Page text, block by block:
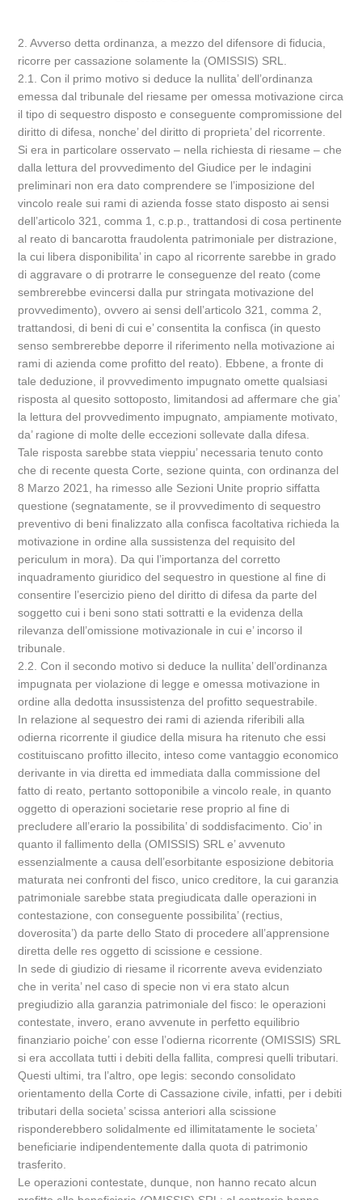
2. Avverso detta ordinanza, a mezzo del difensore di fiducia,
ricorre per cassazione solamente la (OMISSIS) SRL.
2.1. Con il primo motivo si deduce la nullita’ dell’ordinanza
emessa dal tribunale del riesame per omessa motivazione circa
il tipo di sequestro disposto e conseguente compromissione del
diritto di difesa, nonche’ del diritto di proprieta’ del ricorrente.
Si era in particolare osservato – nella richiesta di riesame – che
dalla lettura del provvedimento del Giudice per le indagini
preliminari non era dato comprendere se l’imposizione del
vincolo reale sui rami di azienda fosse stato disposto ai sensi
dell’articolo 321, comma 1, c.p.p., trattandosi di cosa pertinente
al reato di bancarotta fraudolenta patrimoniale per distrazione,
la cui libera disponibilita’ in capo al ricorrente sarebbe in grado
di aggravare o di protrarre le conseguenze del reato (come
sembrerebbe evincersi dalla pur stringata motivazione del
provvedimento), ovvero ai sensi dell’articolo 321, comma 2,
trattandosi, di beni di cui e’ consentita la confisca (in questo
senso sembrerebbe deporre il riferimento nella motivazione ai
rami di azienda come profitto del reato). Ebbene, a fronte di
tale deduzione, il provvedimento impugnato omette qualsiasi
risposta al quesito sottoposto, limitandosi ad affermare che gia’
la lettura del provvedimento impugnato, ampiamente motivato,
da’ ragione di molte delle eccezioni sollevate dalla difesa.
Tale risposta sarebbe stata vieppiu’ necessaria tenuto conto
che di recente questa Corte, sezione quinta, con ordinanza del
8 Marzo 2021, ha rimesso alle Sezioni Unite proprio siffatta
questione (segnatamente, se il provvedimento di sequestro
preventivo di beni finalizzato alla confisca facoltativa richieda la
motivazione in ordine alla sussistenza del requisito del
periculum in mora). Da qui l’importanza del corretto
inquadramento giuridico del sequestro in questione al fine di
consentire l’esercizio pieno del diritto di difesa da parte del
soggetto cui i beni sono stati sottratti e la evidenza della
rilevanza dell’omissione motivazionale in cui e’ incorso il
tribunale.
2.2. Con il secondo motivo si deduce la nullita’ dell’ordinanza
impugnata per violazione di legge e omessa motivazione in
ordine alla dedotta insussistenza del profitto sequestrabile.
In relazione al sequestro dei rami di azienda riferibili alla
odierna ricorrente il giudice della misura ha ritenuto che essi
costituiscano profitto illecito, inteso come vantaggio economico
derivante in via diretta ed immediata dalla commissione del
fatto di reato, pertanto sottoponibile a vincolo reale, in quanto
oggetto di operazioni societarie rese proprio al fine di
precludere all’erario la possibilita’ di soddisfacimento. Cio’ in
quanto il fallimento della (OMISSIS) SRL e’ avvenuto
essenzialmente a causa dell’esorbitante esposizione debitoria
maturata nei confronti del fisco, unico creditore, la cui garanzia
patrimoniale sarebbe stata pregiudicata dalle operazioni in
contestazione, con conseguente possibilita’ (rectius,
doverosita’) da parte dello Stato di procedere all’apprensione
diretta delle res oggetto di scissione e cessione.
In sede di giudizio di riesame il ricorrente aveva evidenziato
che in verita’ nel caso di specie non vi era stato alcun
pregiudizio alla garanzia patrimoniale del fisco: le operazioni
contestate, invero, erano avvenute in perfetto equilibrio
finanziario poiche’ con esse l’odierna ricorrente (OMISSIS) SRL
si era accollata tutti i debiti della fallita, compresi quelli tributari.
Questi ultimi, tra l’altro, ope legis: secondo consolidato
orientamento della Corte di Cassazione civile, infatti, per i debiti
tributari della societa’ scissa anteriori alla scissione
risponderebbero solidalmente ed illimitatamente le societa’
beneficiarie indipendentemente dalla quota di patrimonio
trasferito.
Le operazioni contestate, dunque, non hanno recato alcun